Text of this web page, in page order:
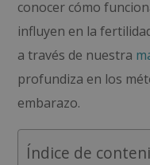
conocer cómo
influyen en la
a través de nuestra
profundiza en los
embarazo.
Índice de